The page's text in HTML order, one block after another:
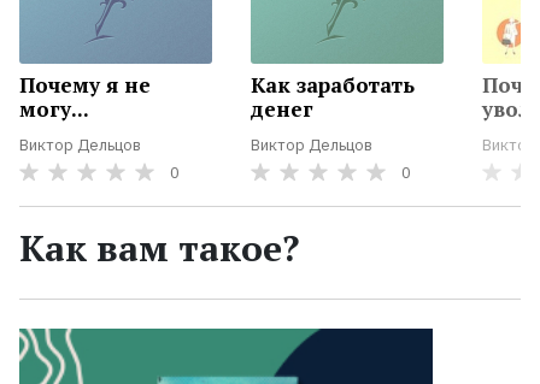
Почему я не
могу...
Виктор Дельцов
0
Как заработать
денег
Виктор Дельцов
0
Как вам такое?